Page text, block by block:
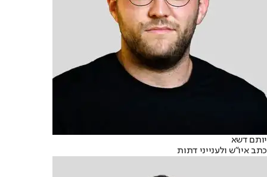
יותם דשא
כתב איו"ש ולענייני דתות